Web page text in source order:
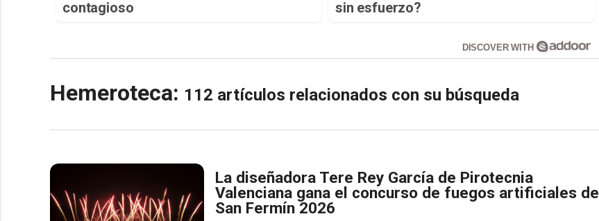
contagioso
sin esfuerzo?
DISCOVER WITH
Hemeroteca: 112 artículos relacionados con su búsqueda
La diseñadora Tere Rey García de Pirotecnia
Valenciana gana el concurso de fuegos artificiales de
San Fermín 2026